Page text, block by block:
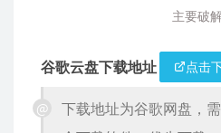
主要破
谷歌云盘下载地址 点击
下载地址为谷歌网盘，